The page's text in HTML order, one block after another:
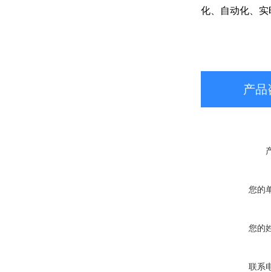
化、自动化、
产品
您的
您的
联系